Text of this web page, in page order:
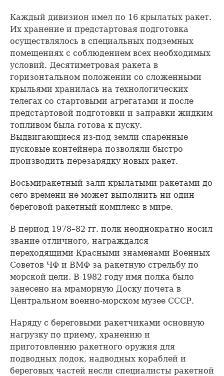
Каждый дивизион имел по 16 крылатых ракет.
Их хранение и предстартовая подготовка
осуществлялось в специальных подземных
помещениях с соблюдением всех необходимых
условий. Десятиметровая ракета в
горизонтальном положении со сложенными
крыльями хранилась на технологических
телегах со стартовыми агрегатами и после
предстартовой подготовки и заправки жидким
топливом была готова к пуску.
Выдвигающиеся из-под земли спаренные
пусковые контейнера позволяли быстро
производить перезарядку новых ракет.
Восьмиракетный залп крылатыми ракетами до
сего времени не может выполнить ни один
береговой ракетный комплекс в мире.
В период 1978–82 гг. полк неоднократно носил
звание отличного, награждался
переходящими Красными знаменами Военных
Советов ЧФ и ВМФ за ракетную стрельбу по
морской цели. В 1982 году имя полка было
занесено на мраморную Доску почета в
Центральном военно-морском музее СССР.
Наряду с береговыми ракетчиками основную
нагрузку по приему, хранению и
приготовлению ракетного оружия для
подводных лодок, надводных кораблей и
береговых частей несли специалисты ракетной